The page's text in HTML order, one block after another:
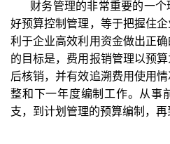
财务管理的非常重要的一
好预算控制管理，等于把握住
利于企业高效利用资金做出正
的目标是，费用报销管理以预
后核销，并有效追溯费用使用
整和下一年度编制工作。从事
支，到计划管理的预算编制，再